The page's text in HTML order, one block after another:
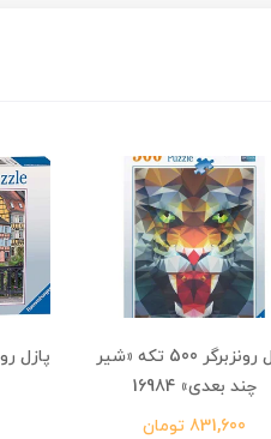
پازل رونزبرگر 500 تکه «شیر
چند بعدی» 16984
831,600 تومان